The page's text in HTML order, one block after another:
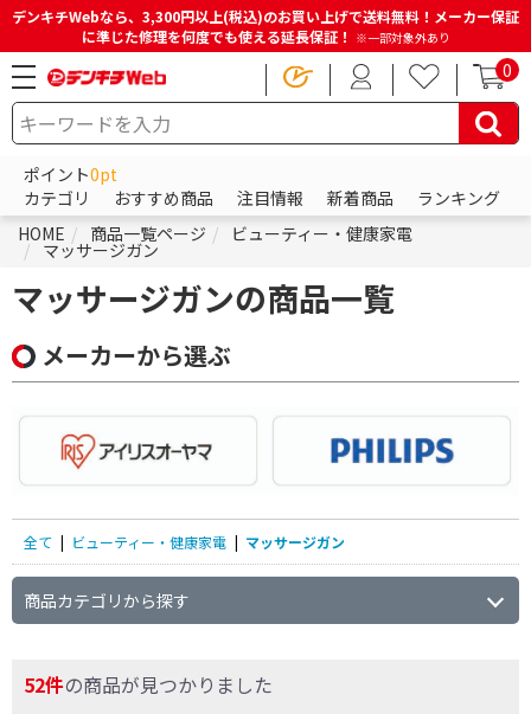
デンキチWebなら、3,300円以上(税込)のお買い上げで送料無料！メーカー保証
に準じた修理を何度でも使える延長保証！ ※一部対象外あり
0
ポイント0pt
カテゴリ
おすすめ商品 注目情報 新着商品
ランキング
HOME
商品一覧ページ ビューティー・健康家電
マッサージガン
マッサージガンの商品一覧
メーカーから選ぶ
全て | ビューティー・健康家電 | マッサージガン
商品カテゴリから探す
52件の商品が見つかりました